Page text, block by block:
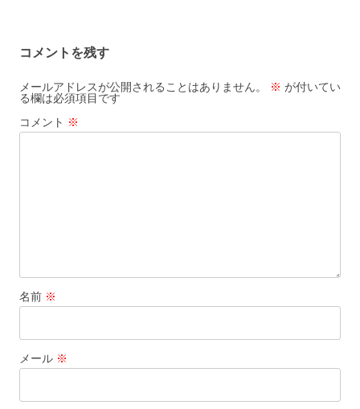
コメントを残す
メールアドレスが公開されることはありません。 ※ が付いてい
る欄は必須項目です
コメント ※
名前 ※
メール ※